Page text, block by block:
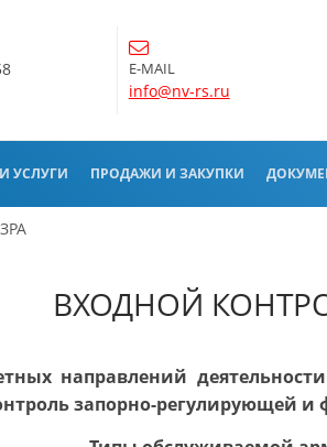
E-MAIL
info@nv-rs.ru
УСЛУГИ ПРОДАЖИ И ЗАКУПКИ
ВХОДНОЙ
направлений
запорно-регулирующей